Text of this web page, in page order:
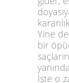
Yine
bir
İşte o